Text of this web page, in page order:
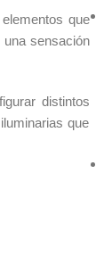
que
una sensación
distintos
que